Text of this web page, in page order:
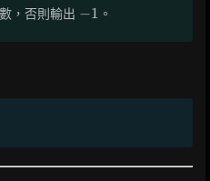
，否則輸出 -1
−1 。